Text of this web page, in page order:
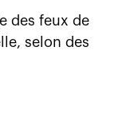
des feux de
selon des